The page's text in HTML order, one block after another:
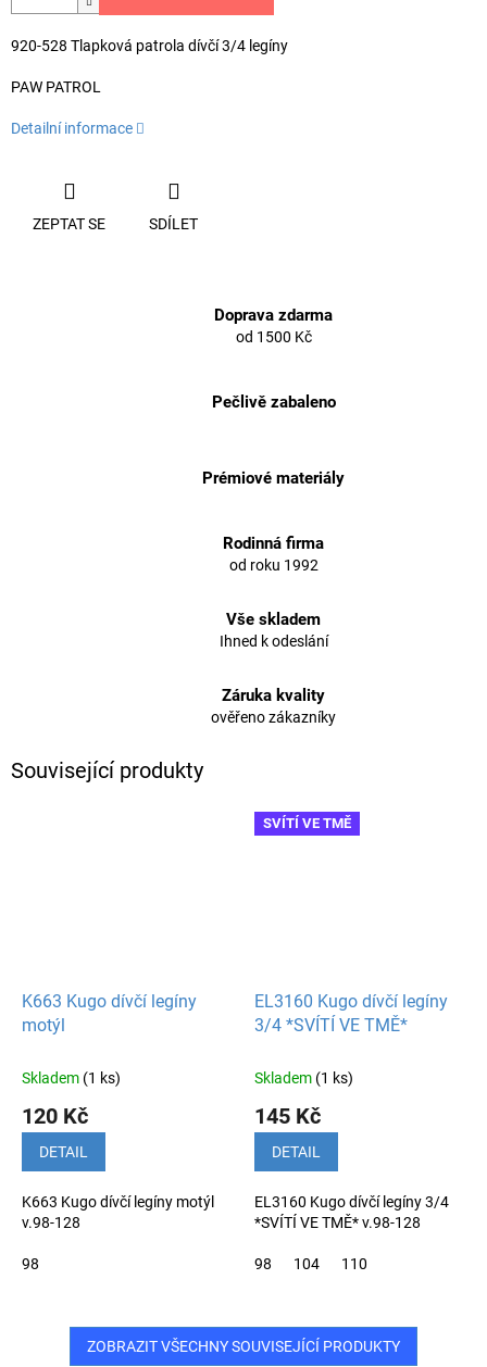
920-528 Tlapková patrola dívčí 3/4 legíny
PAW PATROL
Detailní informace
ZEPTAT SE SDÍLET
Doprava zdarma
od 1500 Kč
Pečlivě zabaleno
Prémiové materiály
Rodinná firma
od roku 1992
Vše skladem
Ihned k odeslání
Záruka kvality
ověřeno zákazníky
Související produkty
K663 Kugo dívčí legíny
motýl
Skladem (1 ks)
120 Kč
DETAIL
K663 Kugo dívčí legíny motýl
v.98-128
98
SVÍTÍ VE TMĚ
EL3160 Kugo dívčí legíny
3/4 *SVÍTÍ VE TMĚ*
Skladem (1 ks)
145 Kč
DETAIL
EL3160 Kugo dívčí legíny 3/4
*SVÍTÍ VE TMĚ* v.98-128
98 104 110
ZOBRAZIT VŠECHNY SOUVISEJÍCÍ PRODUKTY